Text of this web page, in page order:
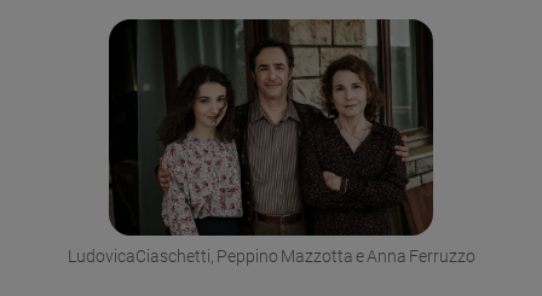
giovani
LudovicaCiaschetti, Peppino Mazzotta e Anna Ferruzzo